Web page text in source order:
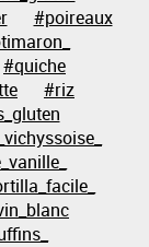
#poireaux
#quiche
#riz